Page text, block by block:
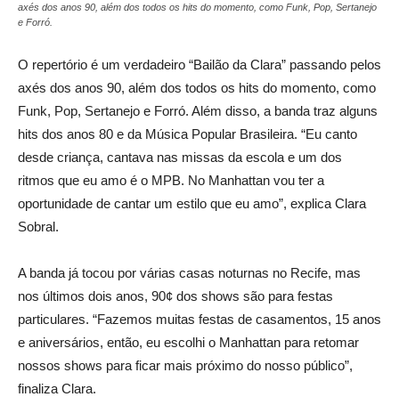
axés dos anos 90, além dos todos os hits do momento, como Funk, Pop, Sertanejo
e Forró.
O repertório é um verdadeiro “Bailão da Clara” passando pelos
axés dos anos 90, além dos todos os hits do momento, como
Funk, Pop, Sertanejo e Forró. Além disso, a banda traz alguns
hits dos anos 80 e da Música Popular Brasileira. “Eu canto
desde criança, cantava nas missas da escola e um dos
ritmos que eu amo é o MPB. No Manhattan vou ter a
oportunidade de cantar um estilo que eu amo”, explica Clara
Sobral.
A banda já tocou por várias casas noturnas no Recife, mas
nos últimos dois anos, 90¢ dos shows são para festas
particulares. “Fazemos muitas festas de casamentos, 15 anos
e aniversários, então, eu escolhi o Manhattan para retomar
nossos shows para ficar mais próximo do nosso público”,
finaliza Clara.